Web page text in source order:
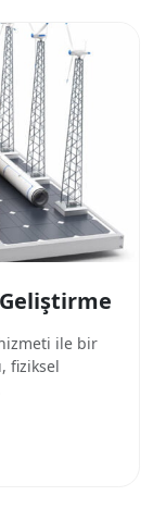
ile bir
fiziksel